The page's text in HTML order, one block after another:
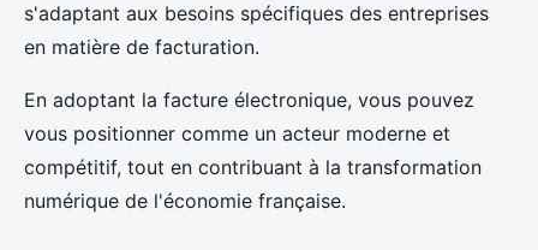
s'adaptant aux besoins spécifiques des entreprises
en matière de facturation.
En adoptant la facture électronique, vous pouvez
vous positionner comme un acteur moderne et
compétitif, tout en contribuant à la transformation
numérique de l'économie française.